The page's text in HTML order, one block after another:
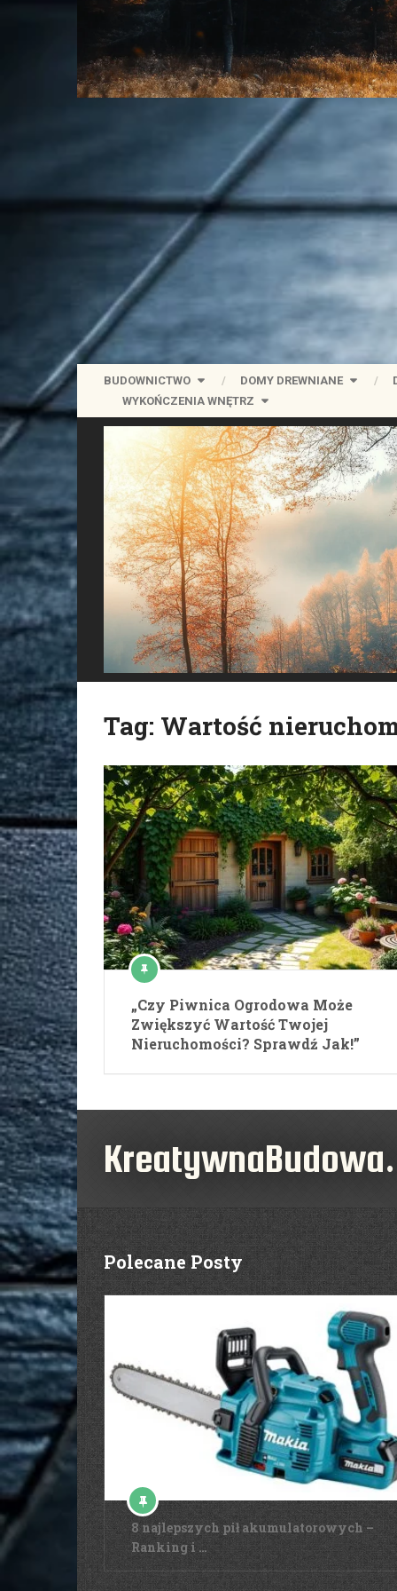
BUDOWNICTWO DOMY DREWNIANE
WYKOŃCZENIA WNĘTRZ
Tag: Wartość
„Czy Piwnica Ogrodowa Może
Zwiększyć Wartość Twojej
Nieruchomości? Sprawdź Jak!”
Polecane Posty
8 najlepszych pił akumulatorowych –
Ranking i …